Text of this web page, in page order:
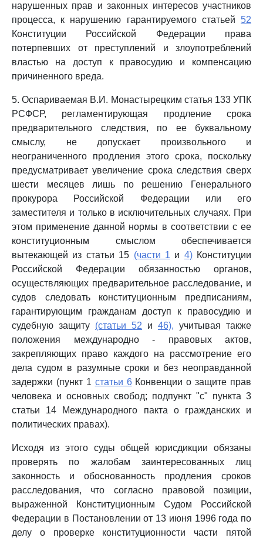
нарушенных прав и законных интересов участников
процесса, к нарушению гарантируемого статьей 52
Конституции Российской Федерации права
потерпевших от преступлений и злоупотреблений
властью на доступ к правосудию и компенсацию
причиненного вреда.
5. Оспариваемая В.И. Монастырецким статья 133 УПК
РСФСР, регламентирующая продление срока
предварительного следствия, по ее буквальному
смыслу, не допускает произвольного и
неограниченного продления этого срока, поскольку
предусматривает увеличение срока следствия сверх
шести месяцев лишь по решению Генерального
прокурора Российской Федерации или его
заместителя и только в исключительных случаях. При
этом применение данной нормы в соответствии с ее
конституционным смыслом обеспечивается
вытекающей из статьи 15 (части 1 и 4)Конституции
Российской Федерации обязанностью органов,
осуществляющих предварительное расследование, и
судов следовать конституционным предписаниям,
гарантирующим гражданам доступ к правосудию и
судебную защиту (статьи 52 и 46), учитывая также
положения международно - правовых актов,
закрепляющих право каждого на рассмотрение его
дела судом в разумные сроки и без неоправданной
задержки (пункт 1 статьи 6Конвенции о защите прав
человека и основных свобод; подпункт "с" пункта 3
статьи 14 Международного пакта о гражданских и
политических правах).
Исходя из этого суды общей юрисдикции обязаны
проверять по жалобам заинтересованных лиц
законность и обоснованность продления сроков
расследования, что согласно правовой позиции,
выраженной Конституционным Судом Российской
Федерации в Постановлении от 13 июня 1996 года по
делу о проверке конституционности части пятой